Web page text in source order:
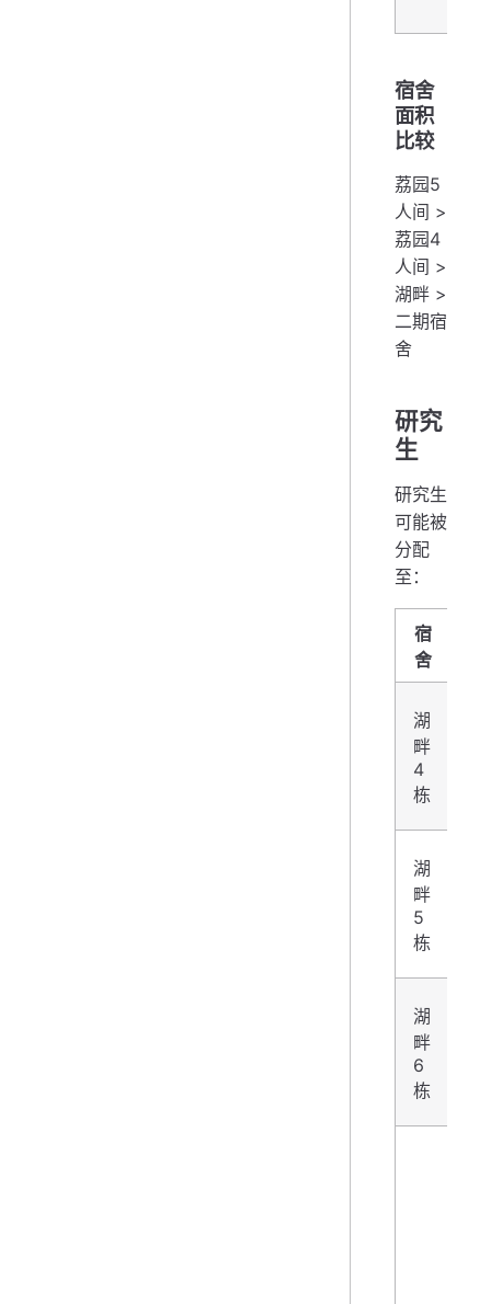
宿舍
面积
比较
荔园5
人间 >
荔园4
人间 >
湖畔 >
二期宿
舍
研究
生
研究生
可能被
分配
至：
宿
舍
湖
畔
4
栋
湖
畔
5
栋
湖
畔
6
栋